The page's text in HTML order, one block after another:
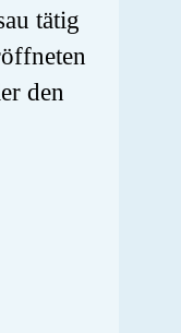
tätig
den